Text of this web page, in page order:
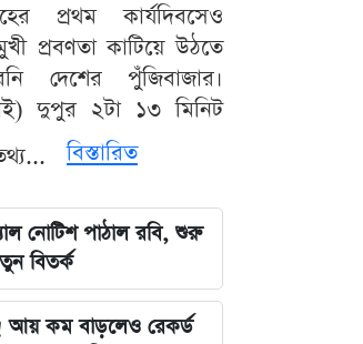
প্রথম কার্যদিবসেও
প্রবণতা কাটিয়ে উঠতে
দেশের পুঁজিবাজার।
দুপুর ২টা ১৩ মিনিট
বিস্তারিত
নোটিশ পাঠাল রবি, শুরু
বিতর্ক
আয় কম বাড়লেও রেকর্ড